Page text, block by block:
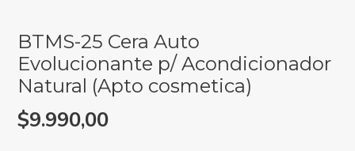
BTMS-25 Cera Auto
Evolucionante p/ Acondicionador
Natural (Apto cosmetica)
$9.990,00